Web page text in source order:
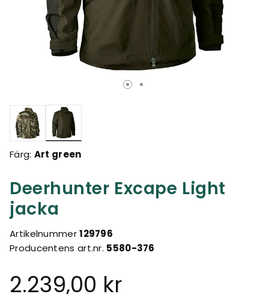
Deerhunter Excape Light
jacka
Artikelnummer129796
Producentens art.nr. 5580-376
2.239,00 kr
Valda
Färg: Art green